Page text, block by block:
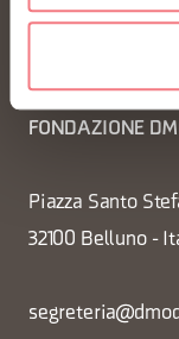
FONDAZIONE
Piazza Santo
32100 Belluno -